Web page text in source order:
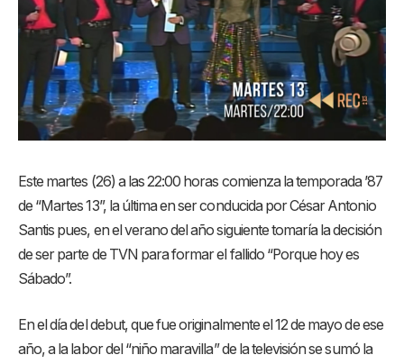
Este martes (26) a las 22:00 horas comienza la temporada ’87
de “Martes 13”, la última en ser conducida por César Antonio
Santis pues, en el verano del año siguiente tomaría la decisión
de ser parte de TVN para formar el fallido “Porque hoy es
Sábado”.
En el día del debut, que fue originalmente el 12 de mayo de ese
año, a la labor del “niño maravilla” de la televisión se sumó la